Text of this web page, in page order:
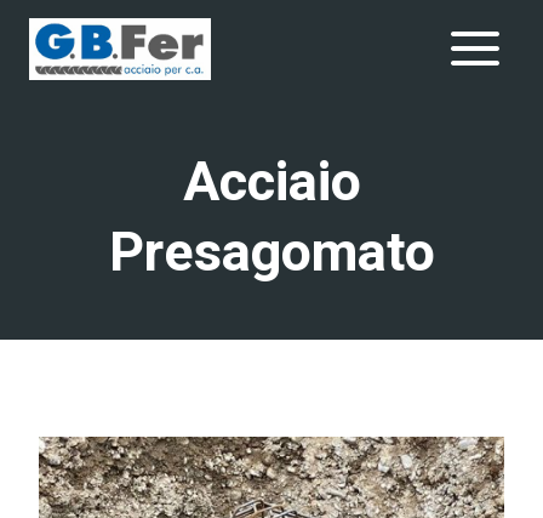
Salta
contenuto
Acciaio
Presagomato